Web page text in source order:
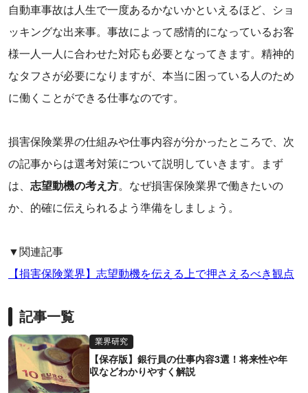
自動車事故は人生で一度あるかないかといえるほど、ショ
ッキングな出来事。事故によって感情的になっているお客
様一人一人に合わせた対応も必要となってきます。精神的
なタフさが必要になりますが、本当に困っている人のため
に働くことができる仕事なのです。
‌損害保険業界の仕組みや仕事内容が分かったところで、次
の記事からは選考対策について説明していきます。まず
は、 志望動機の考え方。なぜ損害保険業界で働きたいの
か、的確に伝えられるよう準備をしましょう。
‌▼関連記事
【‌損害保険業界】志望動機を伝える上で押さえるべき観点
記事一覧
業界研究
【保存版】銀行員の仕事内容3選！将来性や年
収などわかりやすく解説